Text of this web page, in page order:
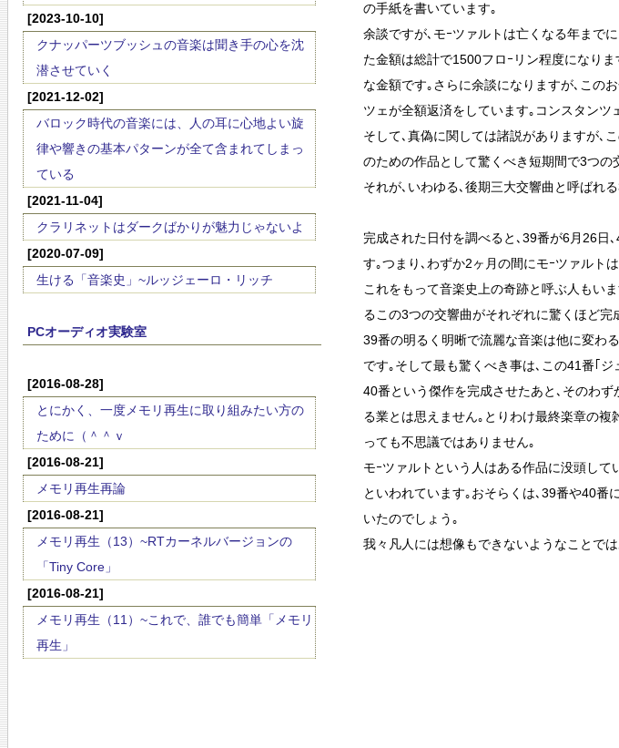
[2023-10-10]
クナッパーツブッシュの音楽は聞き手の心を沈
潜させていく
[2021-12-02]
バロック時代の音楽には、人の耳に心地よい旋
律や響きの基本パターンが全て含まれてしまっ
ている
[2021-11-04]
クラリネットはダークばかりが魅力じゃないよ
[2020-07-09]
生ける「音楽史」~ルッジェーロ・リッチ
PCオーディオ実験室
[2016-08-28]
とにかく、一度メモリ再生に取り組みたい方の
ために（＾＾ｖ
[2016-08-21]
メモリ再生再論
[2016-08-21]
メモリ再生（13）~RTカーネルバージョンの
「Tiny Core」
[2016-08-21]
メモリ再生（11）~これで、誰でも簡単「メモリ
再生」
の手紙を書いています｡
余談ですが､モｰツァルトは亡くなる年まで
た金額は総計で1500フロｰリン程度になり
な金額です｡さらに余談になりますが､この
ツェが全額返済をしています｡コンスタン
そして､真偽に関しては諸説がありますが､
のための作品として驚くべき短期間で3つの
それが､いわゆる､後期三大交響曲と呼ばれ
完成された日付を調べると､39番が6月26日
す｡つまり､わずか2ヶ月の間にモｰツァルト
これをもって音楽史上の奇跡と呼ぶ人もい
るこの3つの交響曲がそれぞれに驚くほど完
39番の明るく明晰で流麗な音楽は他に変わ
です｡そして最も驚くべき事は､この41番｢
40番という傑作を完成させたあと､そのわ
る業とは思えません｡とりわけ最終楽章の
っても不思議ではありません｡
モｰツァルトという人はある作品に没頭し
といわれています｡おそらくは､39番や40番
いたのでしょう｡
我々凡人には想像もできないようなことで